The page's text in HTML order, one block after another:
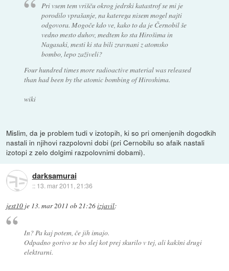
Pri vsem tem vrišču okrog jedrski katastrof se mi je
porodilo vprašanje, na katerega nisem mogel najti
odgovora. Mogoče kdo ve, kako to da je Černobil še
vedno mesto duhov, medtem ko sta Hirošima in
Nagasaki, mesti ki sta bili zravnani z atomsko
bombo, lepo zaživeli?
Four hundred times more radioactive material was released
than had been by the atomic bombing of Hiroshima.
wiki
Mislim, da je problem tudi v izotopih, ki so pri omenjenih dogodkih
nastali in njihovi razpolovni dobi (pri Cernobilu so afaik nastali
izotopi z zelo dolgimi razpolovnimi dobami).
darksamurai
:: 13. mar 2011, 21:36
jest10 je 13. mar 2011 ob 21:26izjavil:
In? Pa kaj potem, če jih imajo.
Odpadno gorivo se bo slej kot prej skurilo v tej, ali kakšni drugi
elektrarni.